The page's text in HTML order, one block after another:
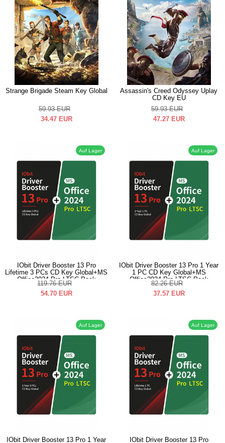
Strange Brigade Steam Key Global
59.93 EUR
34.47 EUR
Assassin's Creed Odyssey Uplay
CD Key EU
59.93 EUR
47.27 EUR
Auf Lager
IObit Driver Booster 13 Pro
Lifetime 3 PCs CD Key Global+MS
Office2024 Pro LTSC Pack
119.76 EUR
54.70 EUR
Auf Lager
IObit Driver Booster 13 Pro 1 Year
1 PC CD Key Global+MS
Office2024 Pro LTSC Pack
82.26 EUR
37.57 EUR
Auf Lager
IObit Driver Booster 13 Pro 1 Year
Auf Lager
IObit Driver Booster 13 Pro